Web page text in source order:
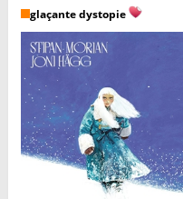
glaçante dystopie